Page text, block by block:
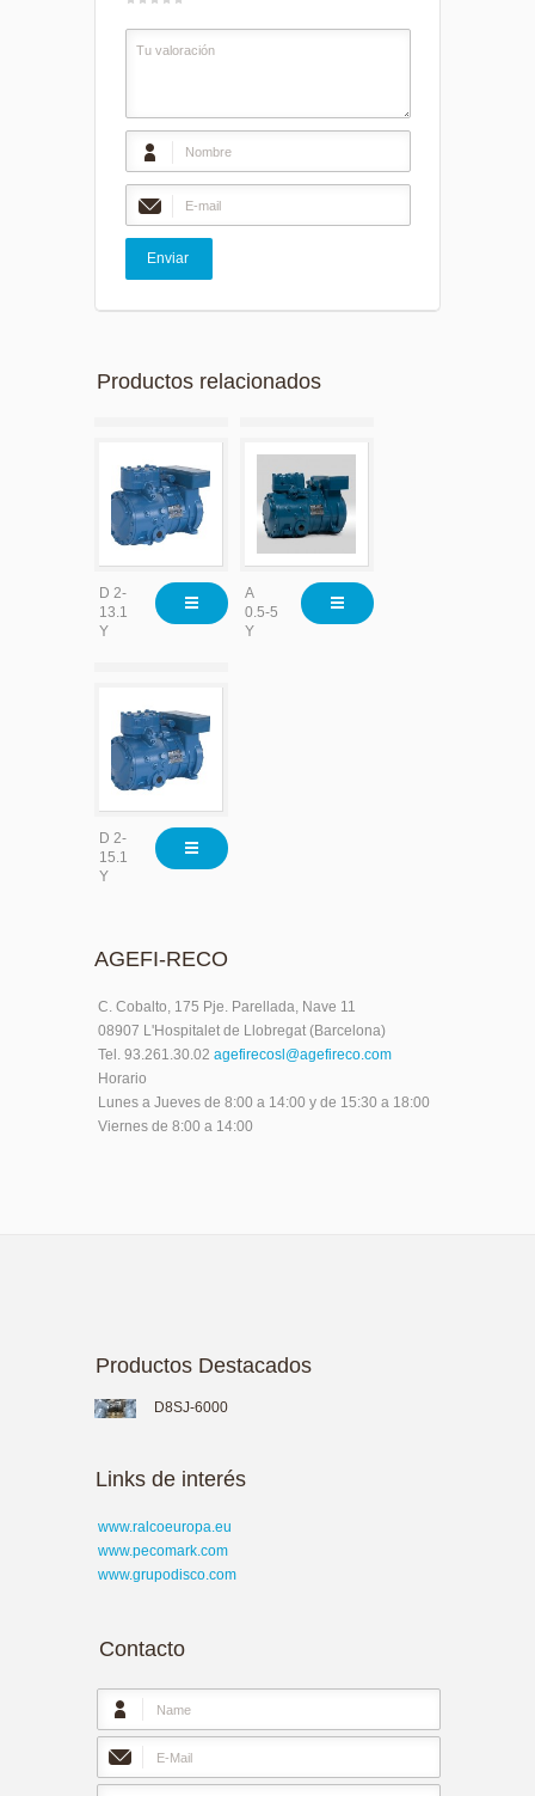
Productos relacionados
D 2-
13.1
Y
A
0.5-5
Y
D 2-
15.1
Y
AGEFI-RECO
C. Cobalto, 175 Pje. Parellada, Nave 11
08907 L'Hospitalet de Llobregat (Barcelona)
Tel. 93.261.30.02 agefirecosl@agefireco.com
Horario
Lunes a Jueves de 8:00 a 14:00 y de 15:30 a 18:00
Viernes de 8:00 a 14:00
Productos Destacados
D8SJ-6000
Links de interés
www.ralcoeuropa.eu
www.pecomark.com
www.grupodisco.com
Contacto